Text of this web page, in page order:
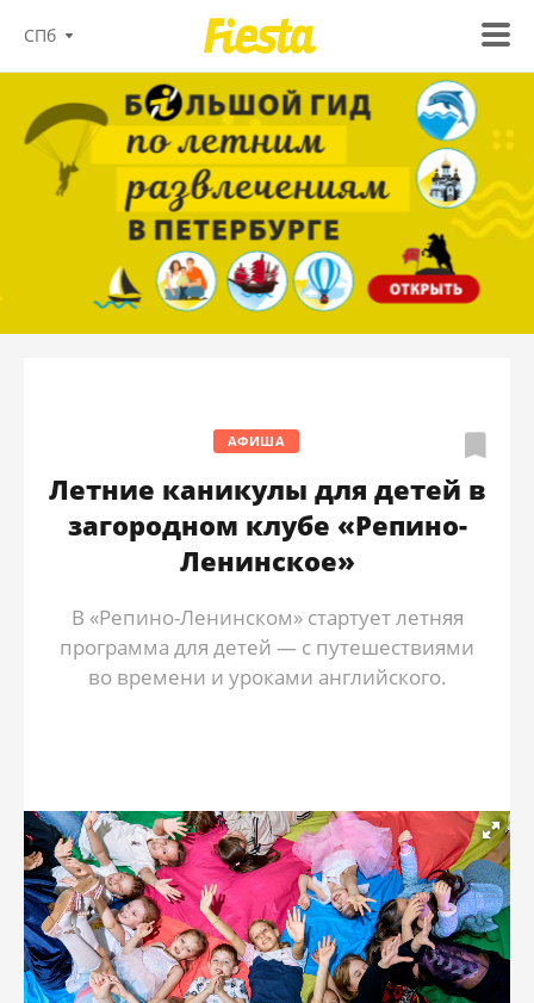
СПб
АФИША
Летние каникулы для детей в
загородном клубе «Репино-
Ленинское»
В «Репино-Ленинском» стартует летняя
программа для детей — с путешествиями
во времени и уроками английского.